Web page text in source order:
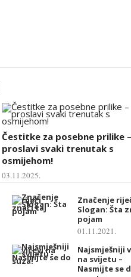
Čestitke za posebne prilike –
proslavi svaki trenutak s
osmijehom!
03.11.2025.
Značenje
Slogan: Šta
pojam
01.11.2021.
Najsmješniji
na svijetu –
Nasmijte se